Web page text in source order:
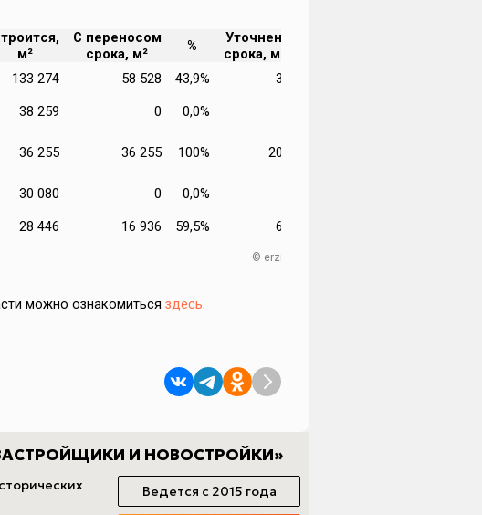
м²
С переносом
срока, м²
%
Уточнение
срока, мес.
133 274 58 528 43,9%
3,61
38 259 0 0,0%
36 255 36 255 100% 20,98
30 080 0 0,0%
28 446 16 936 59,5% 6,07
© erzrf.ru
можно ознакомиться здесь.